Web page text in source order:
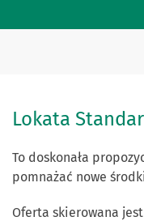
Lokata
To doskonała
pomnażać nowe
Oferta skierowana